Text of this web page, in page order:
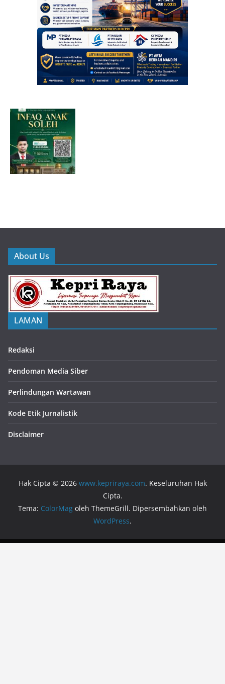
About Us
LAMAN
Redaksi
Pendoman Media Siber
Perlindungan Wartawan
Kode Etik Jurnalistik
Disclaimer
Hak Cipta © 2026 www.kepriraya.com. Keseluruhan Hak
Cipta.
Tema: ColorMag oleh ThemeGrill. Dipersembahkan oleh
WordPress.